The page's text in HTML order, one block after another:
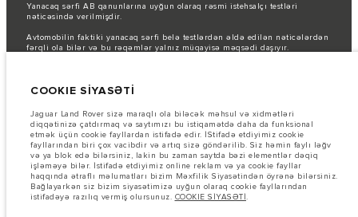
Yanacaq sərfi AB qanunlarına uyğun olaraq rəsmi istehsalçı testləri
nəticəsində verilmişdir.
Avtomobilin faktiki yanacaq sərfi belə testlərdən əldə edilən nəticələrdən
fərqli ola bilər və bu rəqəmlər yalnız müqayisə məqsədi daşıyır.
mövcudluğuna və istehsal müddətlərinə təsir göstərir. Bu, çox dinamik bir
funksiyalar, seçimlər, xüsusi işləmələr və rəng sxemləri üçün mövcud
spesifikasiyaları tam əks etdirməyə bilər. Zəhmət olmasa, hər hansı cari
məhdudiyyətlər barədə məlumat etmək üçün Satış mərkəzi ilə əlaqə
saxlayın.
Bu vebsaytdakı məlumatlar, spesifikasiyalar, qiymətlər və rənglər bazardan
asılı olaraq dəyişə və bildiriş olmadan dəyişdirilə bilər. Avtomobillərin
yerli bazarda mövcudluğu və qiymətlər üçün yerli dilerinizlə əlaqə
saxlayın.
COOKIE SİYASƏTİ
Jaguar Land Rover sizə maraqlı ola biləcək məhsul və xidmətləri
diqqətinizə çatdırmaq və saytımızı bu istiqamətdə daha da funksional
etmək üçün cookie fayllardan istifadə edir. İStifadə etdiyimiz cookie
fayllarından biri çox vacibdir və artıq sizə göndərilib. Siz həmin faylı ləğv
və ya blok edə bilərsiniz, lakin bu zaman saytda bəzi elementlər dəqiq
işləməyə bilər. İstifadə etdiyimiz online reklam və ya cookie fayllar
haqqında ətraflı məlumatları bizim Məxfilik Siyasətindən öyrənə bilərsiniz.
Bağlayarkən siz bizim siyasətimizə uyğun olaraq cookie fayllarından
istifadəyə razılıq vermiş olursunuz. COOKIE SİYASƏTİ.